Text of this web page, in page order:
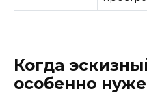
Когда
особенно